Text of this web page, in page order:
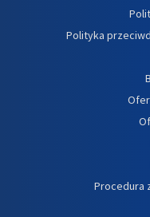
Polityka
Procedura